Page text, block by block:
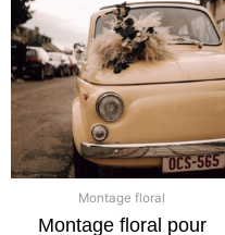
Montage floral
Montage floral pour